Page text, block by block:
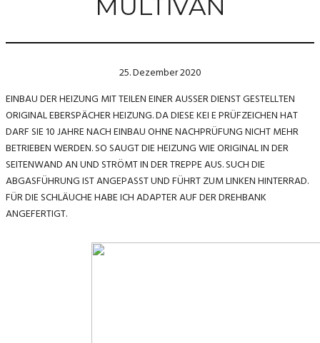
MULTIVAN
25. Dezember 2020
EINBAU DER HEIZUNG MIT TEILEN EINER AUSSER DIENST GESTELLTEN
ORIGINAL EBERSPÄCHER HEIZUNG. DA DIESE KEI E PRÜFZEICHEN HAT
DARF SIE 10 JAHRE NACH EINBAU OHNE NACHPRÜFUNG NICHT MEHR
BETRIEBEN WERDEN. SO SAUGT DIE HEIZUNG WIE ORIGINAL IN DER
SEITENWAND AN UND STRÖMT IN DER TREPPE AUS. SUCH DIE
ABGASFÜHRUNG IST ANGEPASST UND FÜHRT ZUM LINKEN HINTERRAD.
FÜR DIE SCHLÄUCHE HABE ICH ADAPTER AUF DER DREHBANK
ANGEFERTIGT.